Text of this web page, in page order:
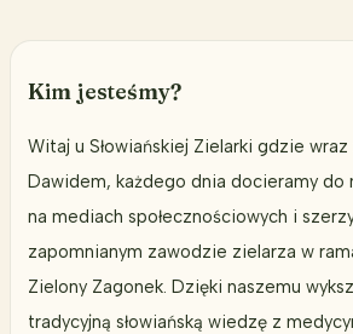
Kim jesteśmy?
Witaj u Słowiańskiej Zielarki gdzie
Dawidem, każdego dnia docieramy
na mediach społecznościowych i
zapomnianym zawodzie zielarza w
Zielony Zagonek. Dzięki naszemu
tradycyjną słowiańską wiedzę z